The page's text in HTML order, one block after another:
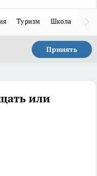
Туризм Школа
Принять
или